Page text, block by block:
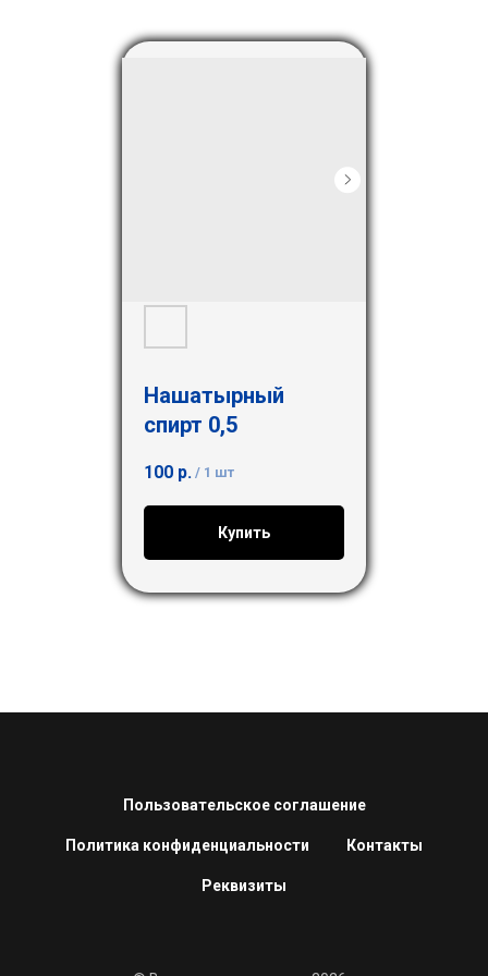
Нашатырный
спирт 0,5
100 р. / 1 шт
Купить
Пользовательское соглашение
Политика конфиденциальности Контакты
Реквизиты